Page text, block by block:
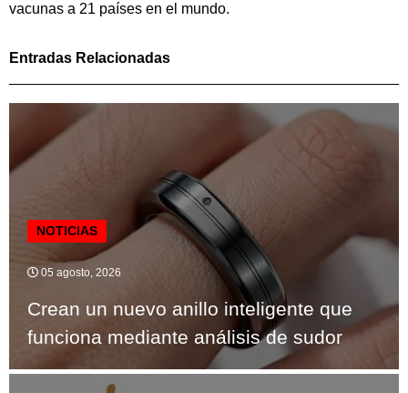
vacunas a 21 países en el mundo.
Entradas Relacionadas
NOTICIAS
05 agosto, 2026
Crean un nuevo anillo inteligente que
funciona mediante análisis de sudor